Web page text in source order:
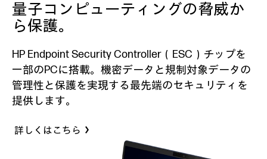
量子コンピューティングの脅威か
ら保護。
HP Endpoint Security Controller（ESC）チップを
一部のPCに搭載。機密データと規制対象データの
管理性と保護を実現する最先端のセキュリティを
提供します。
詳しくはこちら